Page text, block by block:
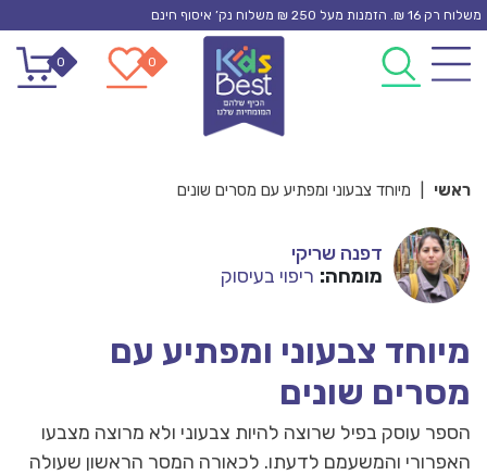
Skip
content
משלוח רק 16 ₪. הזמנות מעל 250 ₪ משלוח נק’ איסוף חינם
0
0
ראשי מיוחד צבעוני ומפתיע עם מסרים שונים
דפנה שריקי
מומחה: ריפוי בעיסוק
מיוחד צבעוני ומפתיע עם
מסרים שונים
הספר עוסק בפיל שרוצה להיות צבעוני ולא מרוצה מצבעו
האפרורי והמשעמם לדעתו. לכאורה המסר הראשון שעולה